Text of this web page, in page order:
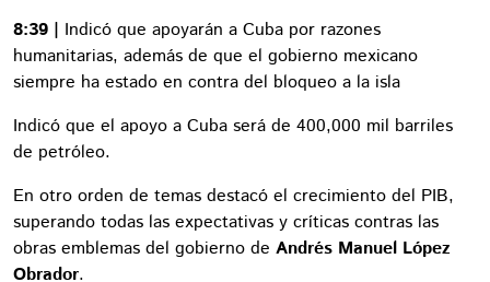
8:39 | Indicó que apoyarán a Cuba por razones
humanitarias, además de que el gobierno mexicano
siempre ha estado en contra del bloqueo a la isla
Indicó que el apoyo a Cuba será de 400,000 mil barriles
de petróleo.
En otro orden de temas destacó el crecimiento del PIB,
superando todas las expectativas y críticas contras las
obras emblemas del gobierno de Andrés Manuel López
Obrador.